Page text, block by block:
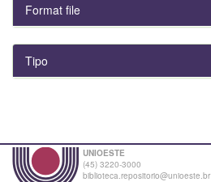
Format file
Tipo
UNIOESTE
(45) 3220-3000
biblioteca.repositorio@unioeste.br